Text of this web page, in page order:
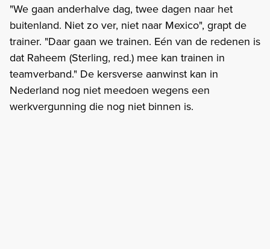
"We gaan anderhalve dag, twee dagen naar het
buitenland. Niet zo ver, niet naar Mexico", grapt de
trainer. "Daar gaan we trainen. Eén van de redenen is
dat Raheem (Sterling, red.) mee kan trainen in
teamverband." De kersverse aanwinst kan in
Nederland nog niet meedoen wegens een
werkvergunning die nog niet binnen is.